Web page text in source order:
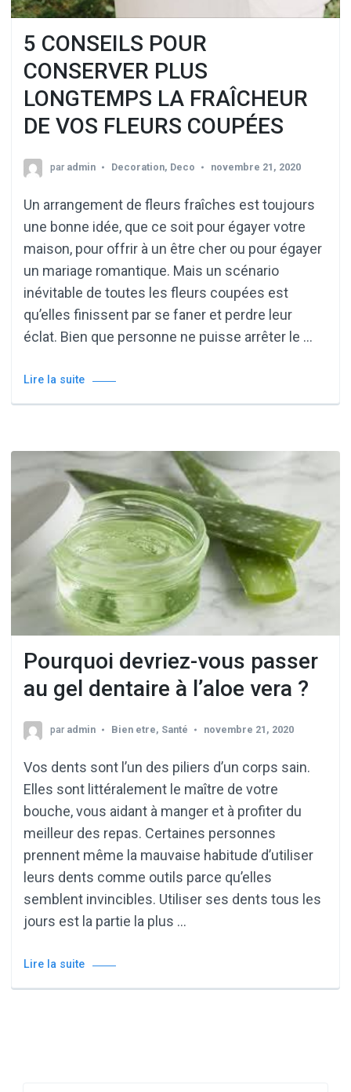
5 CONSEILS POUR
CONSERVER PLUS
LONGTEMPS LA FRAÎCHEUR
DE VOS FLEURS COUPÉES
par admin Decoration, Deco novembre 21, 2020
Un arrangement de fleurs fraîches est toujours
une bonne idée, que ce soit pour égayer votre
maison, pour offrir à un être cher ou pour égayer
un mariage romantique. Mais un scénario
inévitable de toutes les fleurs coupées est
qu’elles finissent par se faner et perdre leur
éclat. Bien que personne ne puisse arrêter le …
Lire la suite
Pourquoi devriez-vous passer
au gel dentaire à l’aloe vera ?
par admin Bien etre, Santé novembre 21, 2020
Vos dents sont l’un des piliers d’un corps sain.
Elles sont littéralement le maître de votre
bouche, vous aidant à manger et à profiter du
meilleur des repas. Certaines personnes
prennent même la mauvaise habitude d’utiliser
leurs dents comme outils parce qu’elles
semblent invincibles. Utiliser ses dents tous les
jours est la partie la plus …
Lire la suite